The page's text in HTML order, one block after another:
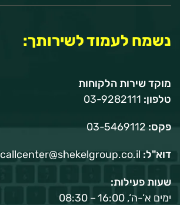
נשמח לעמוד לשירותך:
מוקד שירות הלקוחות
טלפון:
פקס:
דוא"ל: callcenter@shekelgroup.co.il
שעות פעילות:
ימים א‘-ה‘, 16:00 – 08:30